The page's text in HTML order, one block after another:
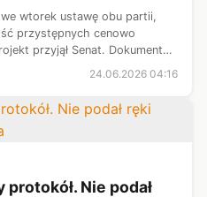
wtorek ustawę obu partii,
przystępnych cenowo
przyjął Senat. Dokument
24.06.2026 04:16
protokół. Nie podał